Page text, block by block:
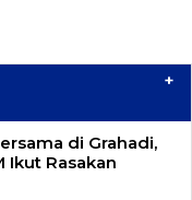
+
di Grahadi,
Ikut Rasakan